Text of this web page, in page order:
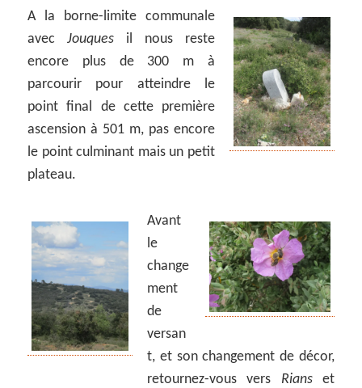
A la borne-limite communale
avecJouques il nous reste
encore plus de 300 m à
parcourir pour atteindre le
point final de cette première
ascension à 501 m, pas encore
le point culminant mais un petit
plateau.
Avant
le
change
ment
de
versan
t, et son changement de décor,
retournez-vous vers Rianset